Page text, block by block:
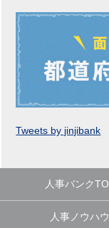
Tweets by jinjibank
人事バンク
人事ノウハウ